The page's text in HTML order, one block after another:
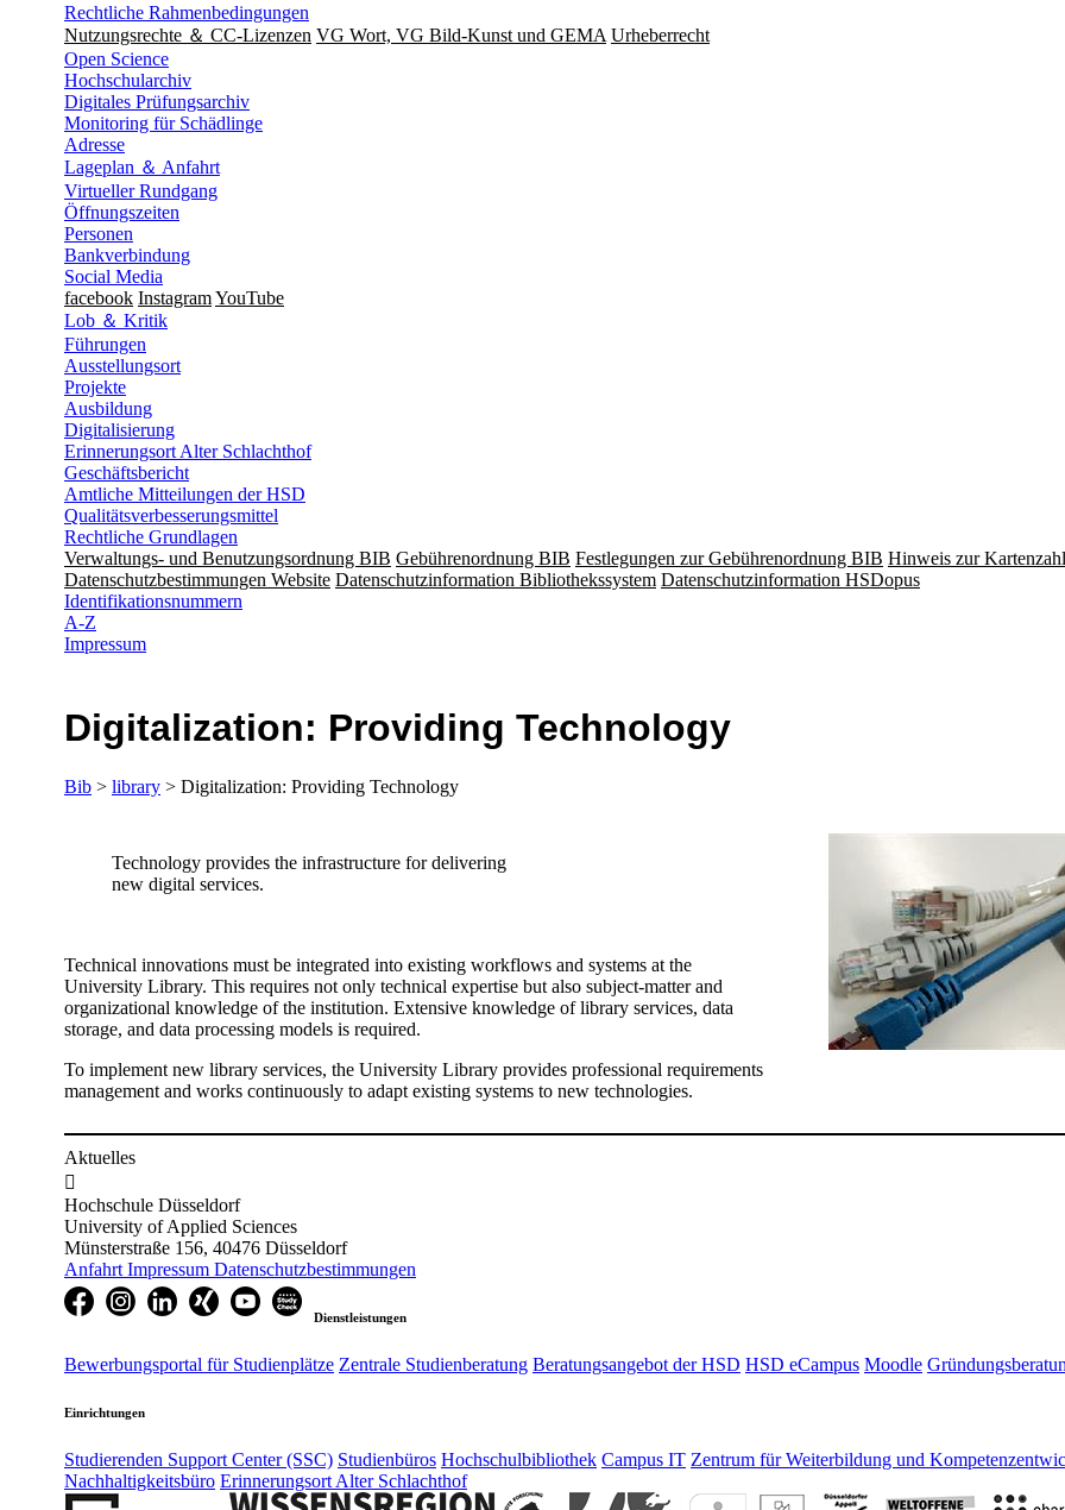
Rechtliche Rahmenbedingungen
Nutzungsrechte ＆ CC-Lizenzen VG Wort, VG Bild-Kunst und GEMA Urheberrecht
Open Science
Hochschularchiv
Digitales Prüfungsarchiv
Monitoring für Schädlinge
Adresse
Lageplan ＆ Anfahrt
Virtueller Rundgang
Öffnungszeiten
Personen
Bankverbindung
Social Media
facebook InstagramYouTube
Lob ＆ Kritik
Führungen
Ausstellungsort
Projekte
Ausbildung
Digitalisierung
Erinnerungsort Alter Schlachthof
Geschäftsbericht
Amtliche Mitteilungen der HSD
Qualitätsverbesserungsmittel
Rechtliche Grundlagen
Verwaltungs- und Benutzungsordnung BIB Gebührenordnung BIB Festlegungen zur Gebührenordnung BIB Hinweis zur
Datenschutzbestimmungen Website Datenschutzinformation Bibliothekssystem Datenschutzinformation HSDopus
Identifikationsnummern
A-Z
Impressum
Digitalization: Providing Technology
Bib > library > Digitalization: Providing Technology
​​​​Technology provides the infrastructure for delivering
new digital services.
Technical innovations must be integrated into existing workflows and systems at the
University Library. This requires not only technical expertise but also subject-matter and
organizational knowledge of the institution. Extensive knowledge of library services, data
storage, and data processing models is required.
To implement new library services, the University Library provides professional requirements
management and works continuously to adapt existing systems to new technologies.
Aktuelles

Hochschule Düsseldorf
University of Applied Sciences
Münsterstraße 156, 40476 Düsseldorf
Anfahrt Impressum Datenschutzbestimmungen
Dienstleistungen
Bewerbungsportal für Studienplätze Zentrale Studienberatung Beratungsangebot der HSD HSD eCampus Moodle
Einrichtungen
Studierenden Support Center (SSC) Studienbüros Hochschulbibliothek Campus IT Zentrum für Weiterbildung und
Nachhaltigkeitsbüro Erinnerungsort Alter Schlachthof